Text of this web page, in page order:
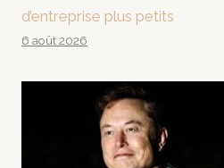
d’entreprise plus petits
6 août 2026